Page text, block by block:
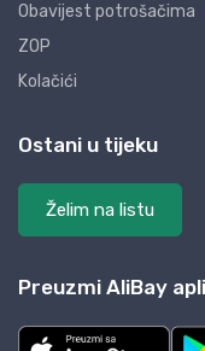
Obavijest potrošačima
ZOP
Kolačići
Ostani u tijeku
Želim na listu
Preuzmi AliBay